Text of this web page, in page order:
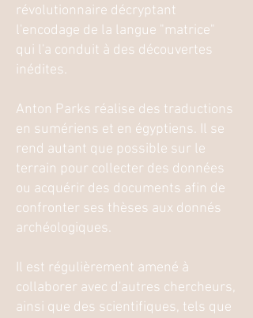
révolutionnaire décryptant
l'encodage de la langue "matrice"
qui l'a conduit à des découvertes
inédites.
Anton Parks réalise des traductions
en sumériens et en égyptiens. Il se
rend autant que possible sur le
terrain pour collecter des données
ou acquérir des documents afin de
confronter ses thèses aux donnés
archéologiques.
Il est régulièrement amené à
collaborer avec d'autres chercheurs,
ainsi que des scientifiques, tels que